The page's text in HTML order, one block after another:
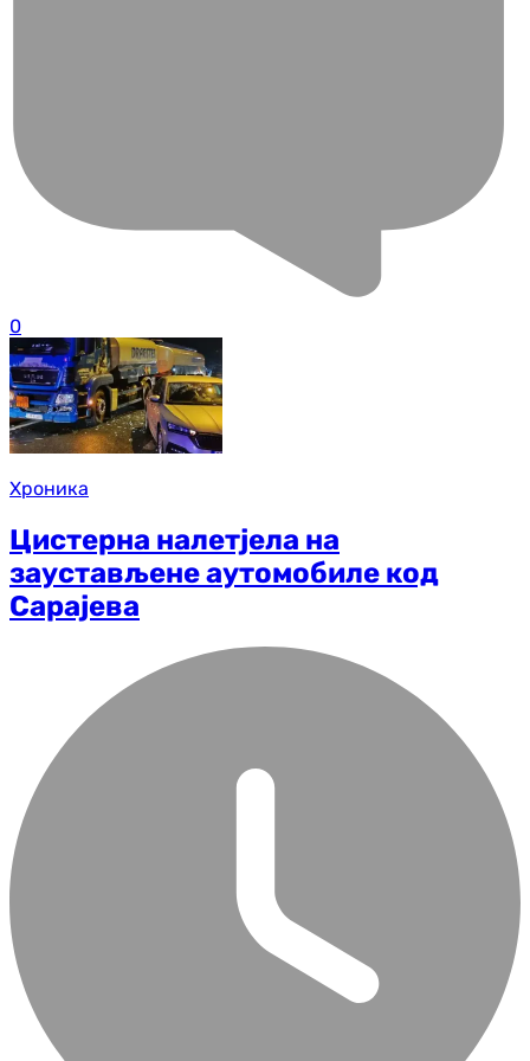
0
Хроника
Цистерна налетјела на
заустављене аутомобиле код
Сарајева